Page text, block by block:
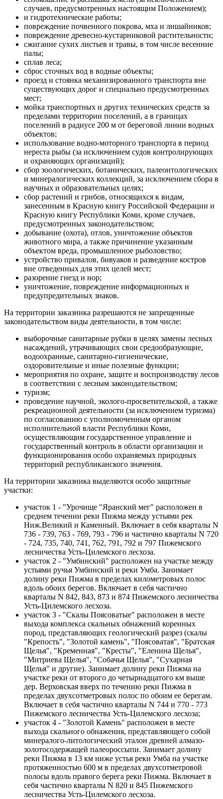
случаев, предусмотренных настоящим Положением);
и гидротехнические работы;
повреждение почвенного покрова, мха и лишайников;
повреждение древесно-кустарниковой растительности;
сжигание сухих листьев и травы, в том числе весенние
палы;
сплав леса;
сброс сточных вод в водные объекты;
проезд и стоянка механизированного транспорта вне
существующих дорог и специально предусмотренных
мест;
мойка транспортных и других технических средств за
пределами территории поселений, а в границах
поселений в радиусе 200 м от береговой линии водных
объектов;
использование водно-моторного транспорта в период
нереста рыбы (за исключением судов контролирующих
и охраняющих организаций);
сбор зоологических, ботанических, палеонтологических
и минералогических коллекций, за исключением сбора в
научных и образовательных целях;
сбор растений и грибов, относящихся к видам,
занесенным в Красную книгу Российской Федерации и
Красную книгу Республики Коми, кроме случаев,
предусмотренных законодательством;
добывание (охота), отлов, уничтожение объектов
животного мира, а также причинение указанным
объектом вреда, промышленное рыболовство;
устройство привалов, бивуаков и разведение костров
вне отведенных для этих целей мест;
разорение гнезд и нор;
уничтожение, повреждение информационных и
предупредительных знаков.
На территории заказника разрешаются не запрещенные
законодательством виды деятельности, в том числе:
выборочные санитарные рубки в целях замены лесных
насаждений, утрачивающих свои средообразующие,
водоохранные, санитарно-гигиенические,
оздоровительные и иные полезные функции;
мероприятия по охране, защите и воспроизводству лесов
в соответствии с лесным законодательством;
туризм;
проведение научной, эколого-просветительской, а также
рекреационной деятельности (за исключением туризма)
по согласованию с уполномоченным органом
исполнительной власти Республики Коми,
осуществляющим государственное управление и
государственный контроль в области организации и
функционирования особо охраняемых природных
территорий республиканского значения.
На территории заказника выделяются особо защитные
участки:
участок 1 - "Урочище "Яранский мег" расположен в
среднем течении реки Пижма между устьями рек
Ниж.Великий и Каменный. Включает в себя кварталы N
736 - 739, 763 - 769, 793 - 796 и частично кварталы N 720
- 724, 735, 740, 741, 762, 791, 792 и 797 Пижемского
лесничества Усть-Цилемского лесхоза.
участок 2 - "Умбинский" расположен на участке между
устьями ручья Умбинский и реки Умба. Занимает
долину реки Пижма в пределах километровых полос
вдоль обоих берегов. Включает в себя частично
кварталы N 842, 843, 873 и 874 Пижемского лесничества
Усть-Цилемского лесхоза.
участок 3 - "Скалы Поясоватые" расположен в месте
выхода комплекса скальных обнажений коренных
пород, представляющих геологический разрез (скалы
"Крепость", "Золотой камень", "Поясоватая", "Братская
Щелья", "Кременная", "Кресты", "Еленина Щелья",
"Митриева Щелья", "Собачья Щелья", "Сухарная
Щелья" и другие). Занимает долину реки Пижма на
участке реки от второго до четырнадцатого км выше
дер. Верховская вверх по течению реки Пижма в
пределах двухсотметровых полос по обоим ее берегам.
Включает в себя частично кварталы N 744 и 770 - 773
Пижемского лесничества Усть-Цилемского лесхоза;
участок 4 - "Золотой Камень" расположен в месте
выхода скального обнажения, представляющего собой
минералого-литологический эталон древней алмазо-
золотосодержащей палеороссыпи. Занимает долину
реки Пижма в 13 км ниже устья реки Умба на участке
протяженностью 600 м в пределах двухсотметровой
полосы вдоль правого берега реки Пижма. Включает в
себя частично кварталы N 820 и 845 Пижемского
лесничества Усть-Цилемского лесхоза.